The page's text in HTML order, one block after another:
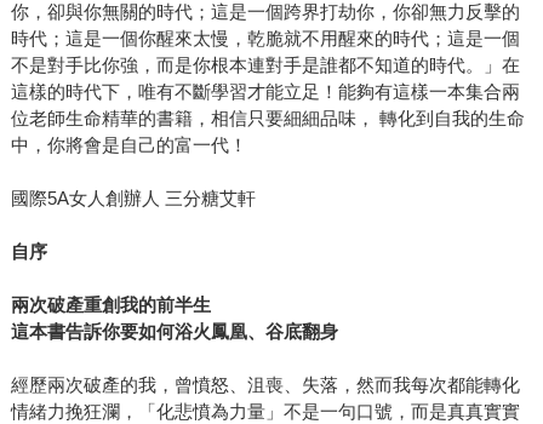
你，卻與你無關的時代；這是一個跨界打劫你，你卻無力反擊的
時代；這是一個你醒來太慢，乾脆就不用醒來的時代；這是一個
不是對手比你強，而是你根本連對手是誰都不知道的時代。」在
這樣的時代下，唯有不斷學習才能立足！能夠有這樣一本集合兩
位老師生命精華的書籍，相信只要細細品味， 轉化到自我的生命
中，你將會是自己的富一代！
國際5A女人創辦人 三分糖艾軒
自序
兩次破產重創我的前半生
這本書告訴你要如何浴火鳳凰、谷底翻身
經歷兩次破產的我，曾憤怒、沮喪、失落，然而我每次都能轉化
情緒力挽狂瀾，「化悲憤為力量」不是一句口號，而是真真實實